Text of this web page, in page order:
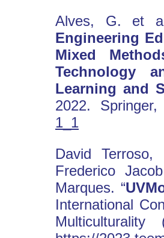
Alves, G. et
Engineering
Mixed
Technology
Learning and
2022.
1_1
David
Frederico
Marques. “
International